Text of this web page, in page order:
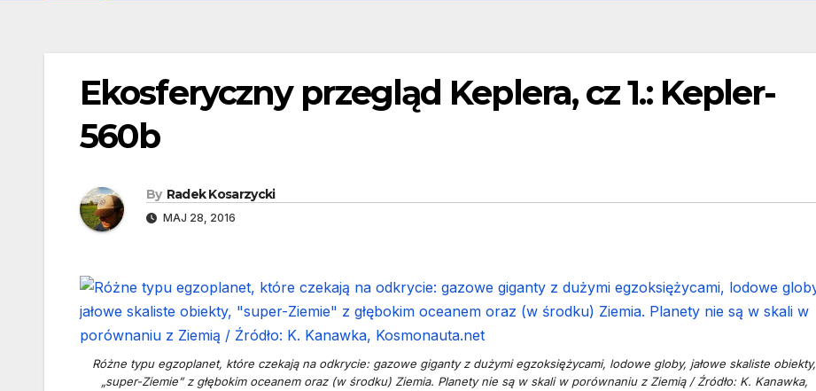
Ekosferyczny przegląd Keplera, cz 1.: Kepler-
560b
By Radek Kosarzycki
MAJ 28, 2016
Różne typu egzoplanet, które czekają na odkrycie: gazowe giganty z dużymi egzoksiężycami, lodowe globy, jałowe skaliste obiekty,
„super-Ziemie” z głębokim oceanem oraz (w środku) Ziemia. Planety nie są w skali w porównaniu z Ziemią / Źródło: K. Kanawka,